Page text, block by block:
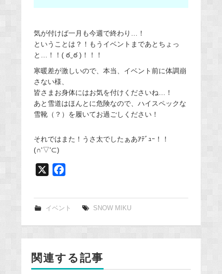
気が付けば一月も今週で終わり…！
ということは？！もうイベントまであとちょっ
と…！！( ఠ‿ఠ )！！！
寒暖差が激しいので、本当、イベント前に体調崩
さない様、
皆さまお身体にはお気を付けくださいね…！
あと雪道はほんとに危険なので、ハイスペックな
雪靴（？）を履いてお過ごしください！
それではまた！うさ太でしたぁあｱﾃﾞｭｰ！！
(∩'▽'⊂)
e
k
イベント SNOW MIKU
関連する記事